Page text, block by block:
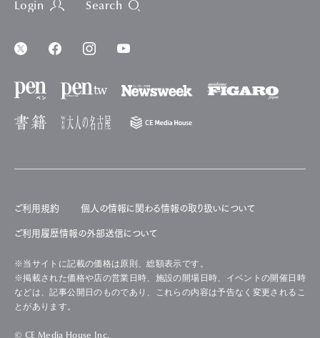
Login Search
ご利用規約 個人の情報に関わる情報の取り扱いについて
ご利用履歴情報の外部送信について
※当サイトに記載の価格は原則、総額表示です。
※掲載された価格や店の営業日時、施設の開場日時、イベントの開催日時
などは、記事公開日のものであり、これらの内容は予告なく変更されるこ
とがあります。
© CE Media House Inc.